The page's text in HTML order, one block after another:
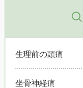
生理前の頭痛
坐骨神経痛